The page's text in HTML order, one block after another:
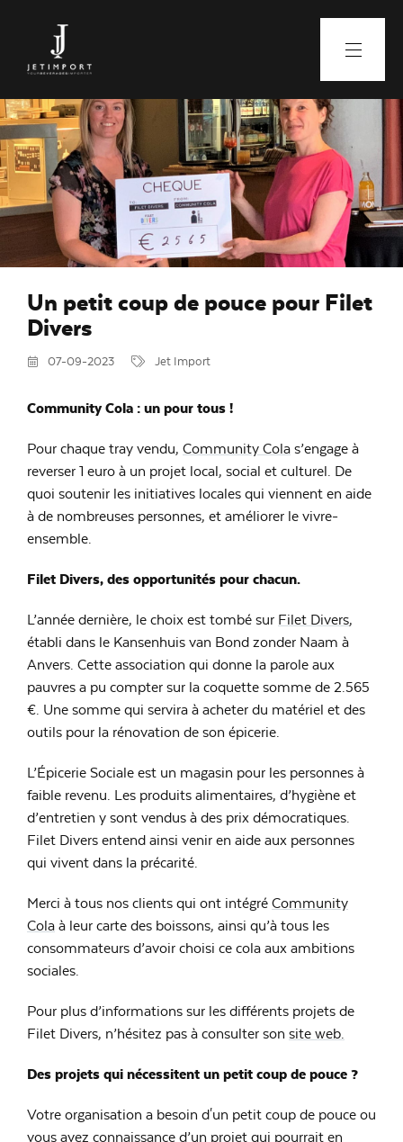
Un petit coup de pouce pour Filet
Divers
07-09-2023 Jet Import
Community Cola : un pour tous !
Pour chaque tray vendu, Community Cola s’engage à
reverser 1 euro à un projet local, social et culturel. De
quoi soutenir les initiatives locales qui viennent en aide
à de nombreuses personnes, et améliorer le vivre-
ensemble.
Filet Divers, des opportunités pour chacun.
L’année dernière, le choix est tombé sur Filet Divers,
établi dans le Kansenhuis van Bond zonder Naam à
Anvers. Cette association qui donne la parole aux
pauvres a pu compter sur la coquette somme de 2.565
€. Une somme qui servira à acheter du matériel et des
outils pour la rénovation de son épicerie.
L’Épicerie Sociale est un magasin pour les personnes à
faible revenu. Les produits alimentaires, d’hygiène et
d’entretien y sont vendus à des prix démocratiques.
Filet Divers entend ainsi venir en aide aux personnes
qui vivent dans la précarité.
Merci à tous nos clients qui ont intégré Community
Cola à leur carte des boissons, ainsi qu’à tous les
consommateurs d’avoir choisi ce cola aux ambitions
sociales.
Pour plus d’informations sur les différents projets de
Filet Divers, n’hésitez pas à consulter son site web.
Des projets qui nécessitent un petit coup de pouce ?
Votre organisation a besoin d'un petit coup de pouce ou
vous avez connaissance d’un projet qui pourrait en